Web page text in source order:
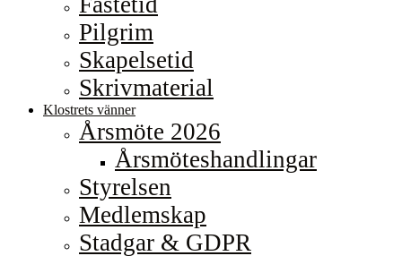
Pilgrim
Skapelsetid
Skrivmaterial
Klostrets vänner
Årsmöte 2026
Årsmöteshandlingar
Styrelsen
Medlemskap
Stadgar & GDPR